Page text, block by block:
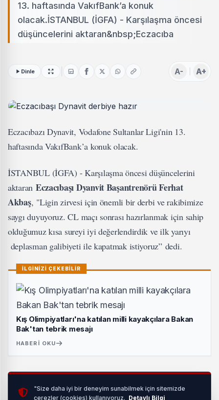
13. haftasında VakıfBank’a konuk
olacak.İSTANBUL (İGFA) - Karşılaşma öncesi
düşüncelerini aktaran&nbsp;Eczacıba
Dinle A- A+
Eczacıbazı Dynavit, Vodafone Sultanlar Ligi'nin 13.
haftasında VakıfBank’a konuk olacak.
İSTANBUL (İGFA) - Karşılaşma öncesi düşüncelerini
aktaran Eczacıbaşı Dyanvit Başantrenörü Ferhat
Akbaş, "Ligin zirvesi için önemli bir derbi ve rakibimize
saygı duyuyoruz. CL maçı sonrası hazırlanmak için sahip
olduğumuz kısa sureyi iyi değerlendirdik ve ilk yarıyı
deplasman galibiyeti ile kapatmak istiyoruz” dedi.
İLGİNİZİ ÇEKEBİLİR
Kış Olimpiyatları'na katılan milli kayakçılara Bakan
Bak'tan tebrik mesajı
HABERI OKU
ilk yarısındaki son maçımız olacak ve bu maçı galibiyetle
"Size daha iyi bir deneyim sunabilmek için sitemizde
çerezler (cookies) kullanıyoruz. Detaylı Bilgi